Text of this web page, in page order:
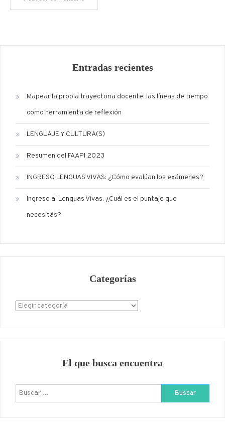
Entradas recientes
Mapear la propia trayectoria docente: las líneas de tiempo
como herramienta de reflexión
LENGUAJE Y CULTURA(S)
Resumen del FAAPI 2023
INGRESO LENGUAS VIVAS: ¿Cómo evalúan los exámenes?
Ingreso al Lenguas Vivas: ¿Cuál es el puntaje que
necesitás?
Categorías
Categorías
El que busca encuentra
Buscar: